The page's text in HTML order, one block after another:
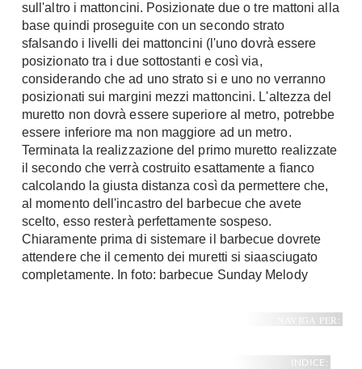
sull'altro i mattoncini. Posizionate due o tre mattoni alla
base quindi proseguite con un secondo strato
sfalsando i livelli dei mattoncini (l'uno dovrà essere
posizionato tra i due sottostanti e così via,
considerando che ad uno strato si e uno no verranno
posizionati sui margini mezzi mattoncini. L'altezza del
muretto non dovrà essere superiore al metro, potrebbe
essere inferiore ma non maggiore ad un metro.
Terminata la realizzazione del primo muretto realizzate
il secondo che verrà costruito esattamente a fianco
calcolando la giusta distanza così da permettere che,
al momento dell'incastro del barbecue che avete
scelto, esso resterà perfettamente sospeso.
Chiaramente prima di sistemare il barbecue dovrete
attendere che il cemento dei muretti si siaasciugato
completamente. In foto: barbecue Sunday Melody
NAVIGA PER:
INDICE: